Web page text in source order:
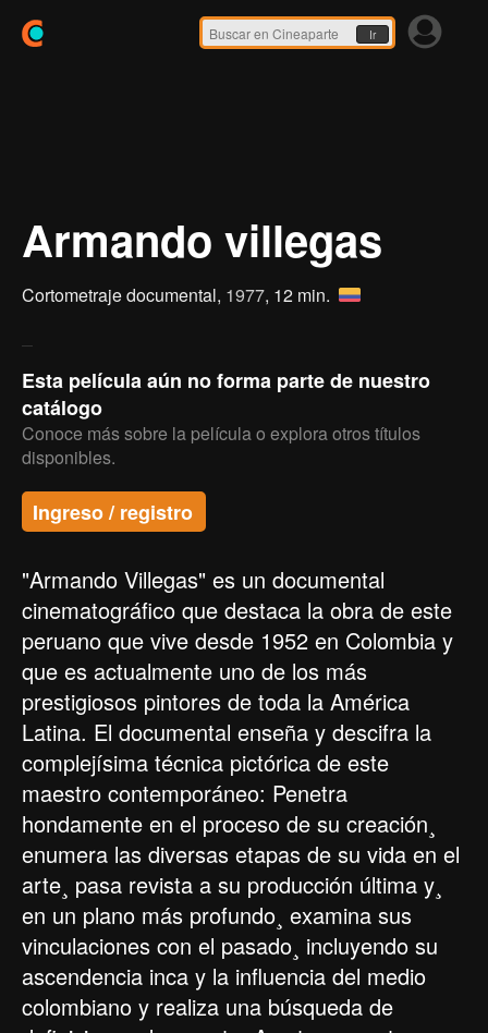
Ir
Armando villegas
Cortometraje documental, 1977, 12 min.
Esta película aún no forma parte de nuestro
catálogo
Conoce más sobre la película o explora otros títulos
disponibles.
Ingreso / registro
"Armando Villegas" es un documental
cinematográfico que destaca la obra de este
peruano que vive desde 1952 en Colombia y
que es actualmente uno de los más
prestigiosos pintores de toda la América
Latina. El documental enseña y descifra la
complejísima técnica pictórica de este
maestro contemporáneo: Penetra
hondamente en el proceso de su creación¸
enumera las diversas etapas de su vida en el
arte¸ pasa revista a su producción última y¸
en un plano más profundo¸ examina sus
vinculaciones con el pasado¸ incluyendo su
ascendencia inca y la influencia del medio
colombiano y realiza una búsqueda de